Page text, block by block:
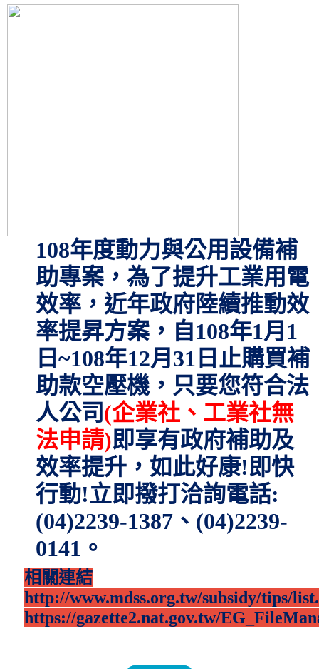
108年度動力與公用設備補
助專案，為了提升工業用電
效率，近年政府陸續推動效
率提昇方案，自108年1月 1
日 ~108年12月 31 日止購買補
助款空壓機，只要您符合法
人公司(企業社、工業社無
法申請)即享有政府補助及
效率提升，如此好康!即快
行動!立即撥打洽詢電話:
(04)2239-1387 、 (04)2239-
0141 。
相關連結
http://www.mdss.org.tw/subsidy/tips/
https://gazette2.nat.gov.tw/